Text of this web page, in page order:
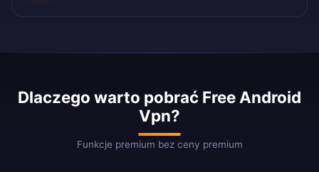
Dlaczego warto pobrać Free Android
Vpn?
Funkcje premium bez ceny premium